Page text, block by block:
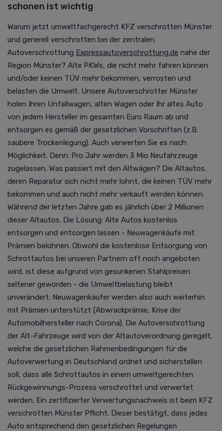
schonen ist wichtig
Warum jetzt umweltfachgerecht KFZ verschrotten Münster
und generell verschrotten bei der zentralen
Autoverschrottung Expressautoverschrottung.de nahe der
Region Münster? Alte PKWs, die nicht mehr fahren können
und/oder keinen TÜV mehr bekommen, verrosten und
belasten die Umwelt. Unsere Autoverschrotter Münster
holen Ihren Unfallwagen, alten Wagen oder Ihr altes Auto
von jedem Hersteller im gesamten Euro Raum ab und
entsorgen es gemäß der gesetzlichen Vorschriften (z.B.
saubere Trockenlegung). Auch verwerten Sie es nach
Möglichkeit. Denn: Pro Jahr werden 3 Mio Neufahrzeuge
zugelassen. Was passiert mit den Altwägen? Die Altautos,
deren Reparatur sich nicht mehr lohnt, die keinen TÜV mehr
bekommen und auch nicht mehr verkauft werden können.
Während der letzten Jahre gab es jährlich über 2 Millionen
dieser Altautos. Die Lösung: Alte Autos kostenlos
entsorgen und entsorgen lassen - Neuwagenkäufe mit
Prämien belohnen. Obwohl die kostenlose Entsorgung von
Schrottautos bei unseren Partnern oft noch angeboten
wird, ist diese aufgrund von gesunkenen Stahlpreisen
seltener geworden - die Umweltbelastung bleibt
unverändert. Neuwagenkäufer werden also auch weiterhin
mit Prämien unterstützt (Abwrackprämie, Krise der
Automobilhersteller nach Corona). Die Autoverschrottung
der Alt-Fahrzeuge wird von der Altautoverordnung geregelt,
welche die gesetzlichen Rahmenbedingungen für die
Autoverwertung in Deutschland ordnet und sicherstellen
soll, dass alle Schrottautos in einem umweltgerechten
Rückgewinnungs-Prozess verschrottet und verwertet
werden. Ein zertifizierter Verwertungsnachweis ist beim KFZ
verschrotten Münster Pflicht. Dieser bestätigt, dass jedes
Auto entsprechend den gesetzlichen Regelungen